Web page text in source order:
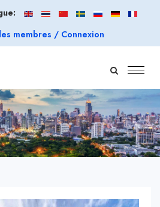
membres / Connexion